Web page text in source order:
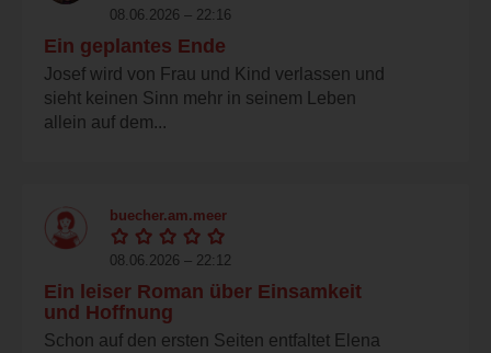
08.06.2026 – 22:16
Ein geplantes Ende
Josef wird von Frau und Kind verlassen und
sieht keinen Sinn mehr in seinem Leben
allein auf dem...
buecher.am.meer
08.06.2026 – 22:12
Ein leiser Roman über Einsamkeit
und Hoffnung
Schon auf den ersten Seiten entfaltet Elena